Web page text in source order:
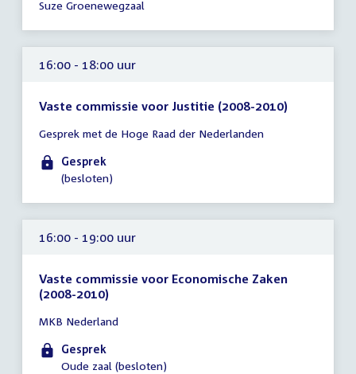
uur
Suze Groenewegzaal
16:00 - 18:00 uur
Vaste commissie voor Justitie (2008-2010)
vergadering
16:00
-
uur
Gesprek met de Hoge Raad der Nederlanden
Gesprek
(besloten)
16:00 - 19:00 uur
Vaste commissie voor Economische Zaken
(2008-2010)
vergadering
16:00
-
MKB Nederland
Gesprek
Oude zaal (besloten)